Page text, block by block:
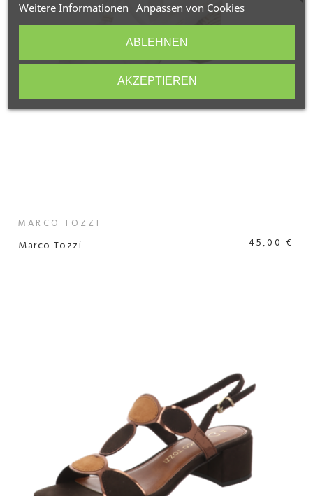
Weitere Informationen Anpassen von Cookies
ABLEHNEN
AKZEPTIEREN
MARCO TOZZI
Marco Tozzi 45,00 €